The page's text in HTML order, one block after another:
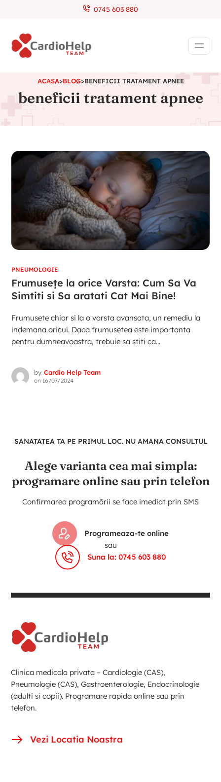
0745 603 880
ACASA>BLOG>BENEFICII TRATAMENT APNEE
beneficii tratament apnee
PNEUMOLOGIE
Frumusețe la orice Varsta: Cum Sa Va
Simtiti si Sa aratati Cat Mai Bine!
Frumusete chiar si la o varsta avansata, un remediu la
indemana oricui. Daca frumusetea este importanta
pentru dumneavoastra, trebuie sa stiti ca...
by Cardio Help Team
on 16/07/2024
SANATATEA TA PE PRIMUL LOC. NU AMANA CONSULTUL
Alege varianta cea mai simpla:
programare online sau prin telefon
Confirmarea programării se face imediat prin SMS
Programeaza-te online
sau
Suna la: 0745 603 880
Clinica medicala privata – Cardiologie (CAS),
Pneumologie (CAS), Gastroenterologie, Endocrinologie
(adulti si copii). Programare rapida online sau prin
telefon.
Vezi Locatia Noastra